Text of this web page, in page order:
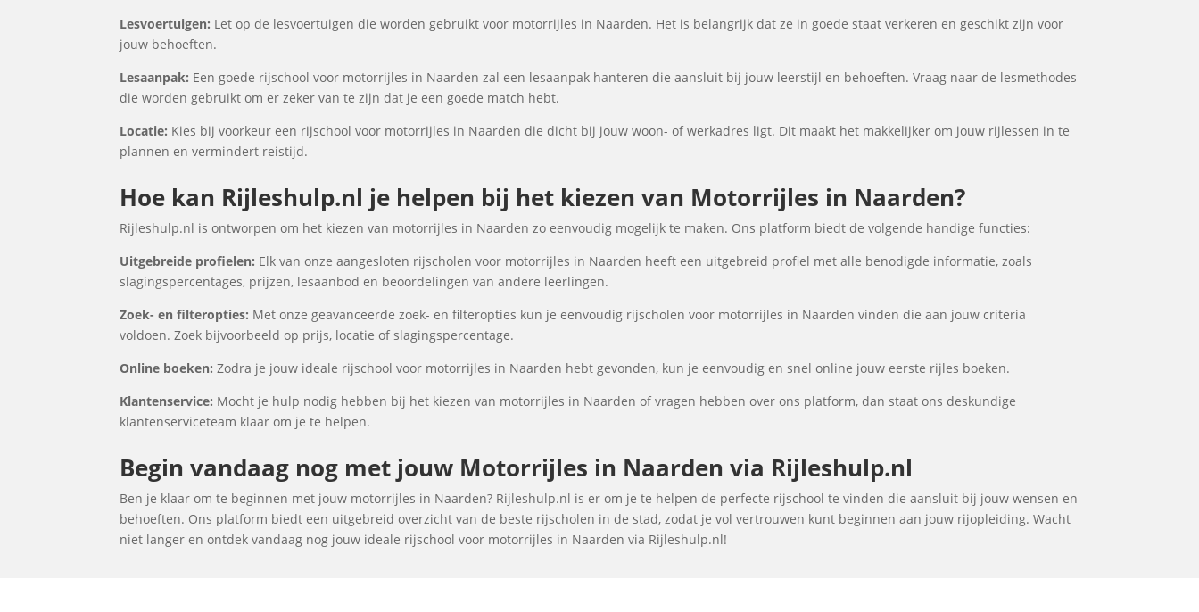
Lesvoertuigen: Let op de lesvoertuigen die worden gebruikt voor motorrijles in Naarden. Het is belangrijk dat ze in goede staat verkeren en geschikt zijn voor
jouw behoeften.
Lesaanpak: Een goede rijschool voor motorrijles in Naarden zal een lesaanpak hanteren die aansluit bij jouw leerstijl en behoeften. Vraag naar de lesmethodes
die worden gebruikt om er zeker van te zijn dat je een goede match hebt.
Locatie: Kies bij voorkeur een rijschool voor motorrijles in Naarden die dicht bij jouw woon- of werkadres ligt. Dit maakt het makkelijker om jouw rijlessen in te
plannen en vermindert reistijd.
Hoe kan Rijleshulp.nl je helpen bij het kiezen van Motorrijles in Naarden?
Rijleshulp.nl is ontworpen om het kiezen van motorrijles in Naarden zo eenvoudig mogelijk te maken. Ons platform biedt de volgende handige functies:
Uitgebreide profielen: Elk van onze aangesloten rijscholen voor motorrijles in Naarden heeft een uitgebreid profiel met alle benodigde informatie, zoals
slagingspercentages, prijzen, lesaanbod en beoordelingen van andere leerlingen.
Zoek- en filteropties: Met onze geavanceerde zoek- en filteropties kun je eenvoudig rijscholen voor motorrijles in Naarden vinden die aan jouw criteria
voldoen. Zoek bijvoorbeeld op prijs, locatie of slagingspercentage.
Online boeken: Zodra je jouw ideale rijschool voor motorrijles in Naarden hebt gevonden, kun je eenvoudig en snel online jouw eerste rijles boeken.
Klantenservice: Mocht je hulp nodig hebben bij het kiezen van motorrijles in Naarden of vragen hebben over ons platform, dan staat ons deskundige
klantenserviceteam klaar om je te helpen.
Begin vandaag nog met jouw Motorrijles in Naarden via Rijleshulp.nl
Ben je klaar om te beginnen met jouw motorrijles in Naarden? Rijleshulp.nl is er om je te helpen de perfecte rijschool te vinden die aansluit bij jouw wensen en
behoeften. Ons platform biedt een uitgebreid overzicht van de beste rijscholen in de stad, zodat je vol vertrouwen kunt beginnen aan jouw rijopleiding. Wacht
niet langer en ontdek vandaag nog jouw ideale rijschool voor motorrijles in Naarden via Rijleshulp.nl!